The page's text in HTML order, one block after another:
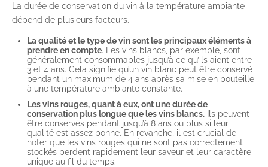
La durée de conservation du vin à la température ambiante
dépend de plusieurs facteurs.
La qualité et le type de vin sont les principaux éléments à
prendre en compte. Les vins blancs, par exemple, sont
généralement consommables jusqu’à ce qu’ils aient entre
3 et 4 ans. Cela signifie qu’un vin blanc peut être conservé
pendant un maximum de 4 ans après sa mise en bouteille
à une température ambiante constante.
Les vins rouges, quant à eux, ont une durée de
conservation plus longue que les vins blancs. Ils peuvent
être conservés pendant jusqu’à 8 ans ou plus si leur
qualité est assez bonne. En revanche, il est crucial de
noter que les vins rouges qui ne sont pas correctement
stockés perdent rapidement leur saveur et leur caractère
unique au fil du temps.